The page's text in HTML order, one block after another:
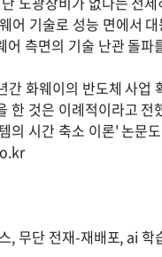
어 기술로 성능 면에서
어 측면의 기술 난관 돌파
간 화웨이의 반도체 사업
한 것은 이례적이라고 전
의 시간 축소 이론' 논문
, 무단 전재-재배포, ai 학